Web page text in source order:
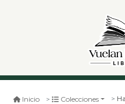
Inicio Colecciones